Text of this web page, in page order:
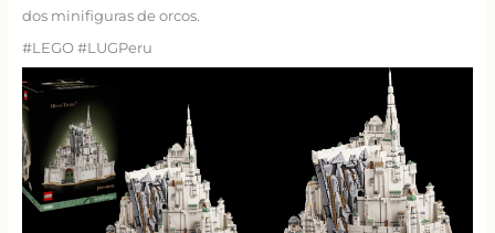
dos minifiguras de orcos.
#LEGO #LUGPeru